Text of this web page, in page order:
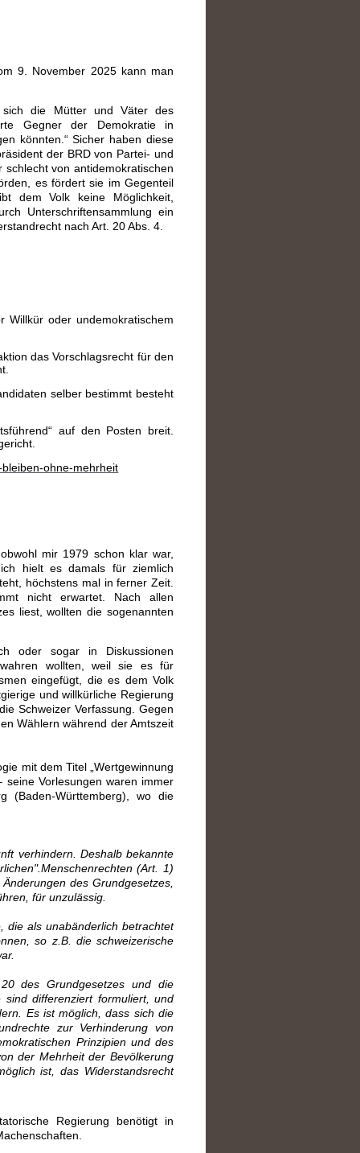
9. November 2025 kann man
die Mütter und Väter des
Gegner der Demokratie in
könnten.“ Sicher haben diese
der BRD von Partei- und
von antidemokratischen
es fördert sie im Gegenteil
dem Volk keine Möglichkeit,
Unterschriftensammlung ein
nach Art. 20 Abs. 4.
oder undemokratischem
das Vorschlagsrecht für den
selber bestimmt besteht
auf den Posten breit.
ohne-mehrheit
mir 1979 schon klar war,
hielt es damals für ziemlich
höchstens mal in ferner Zeit.
nicht erwartet. Nach allen
liest, wollten die sogenannten
oder sogar in Diskussionen
wollten, weil sie es für
eingefügt, die es dem Volk
und willkürliche Regierung
Schweizer Verfassung. Gegen
Wählern während der Amtszeit
mit dem Titel „Wertgewinnung
seine Vorlesungen waren immer
(Baden-Württemberg), wo die
verhindern. Deshalb bekannte
(Art. 1)
des Grundgesetzes,
für unzulässig.
die als unabänderlich betrachtet
so z.B. die schweizerische
des Grundgesetzes und die
differenziert formuliert, und
Es ist möglich, dass sich die
zur Verhinderung von
Prinzipien und des
der Mehrheit der Bevölkerung
ist, das Widerstandsrecht
Regierung benötigt in